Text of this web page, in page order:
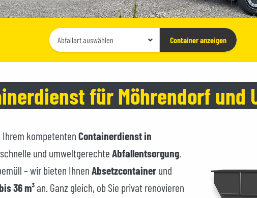
Container-
Typ
Container anzeigen
für Möhrendorf und
Ihrem kompetenten Containerdienst in
und umweltgerechte Abfallentsorgung.
– wir bieten Ihnen Absetzcontainer und
36 m³ an. Ganz gleich, ob Sie privat renovieren